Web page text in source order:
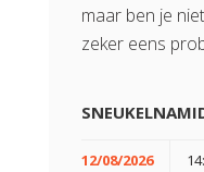
maar ben je
zeker eens
12/08/2026